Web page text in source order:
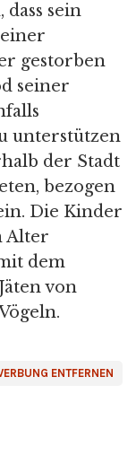
sein
gestorben
seiner
unterstützen
der Stadt
bezogen
Die Kinder
Alter
dem
von
ENTFERNEN